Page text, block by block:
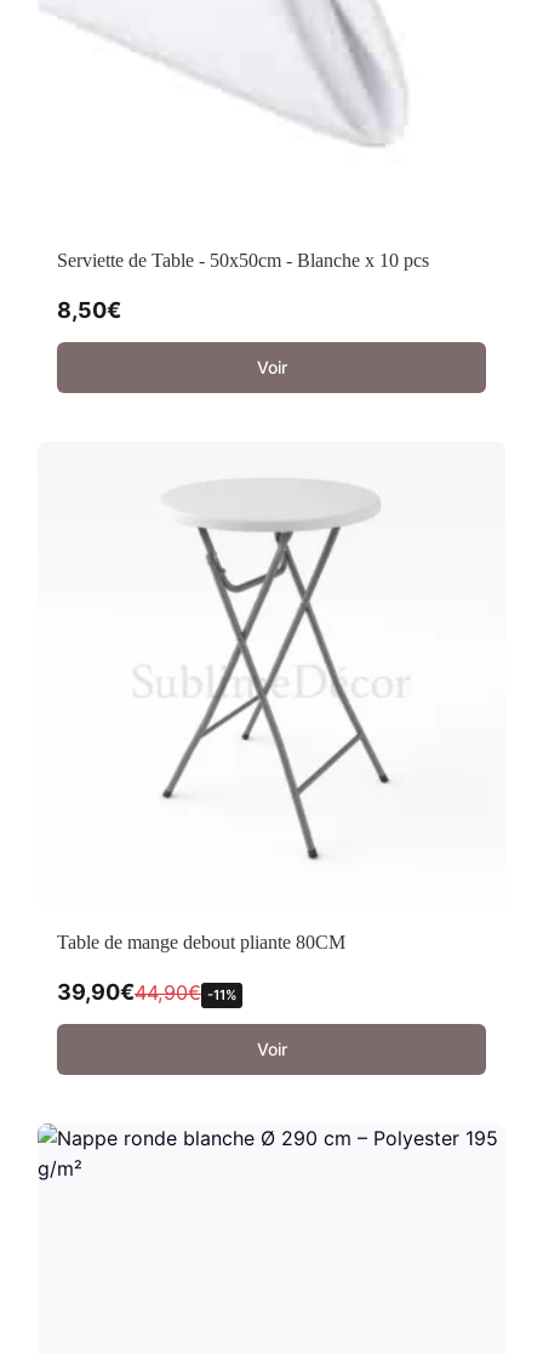
Serviette de Table - 50x50cm - Blanche x 10 pcs
8,50€
Voir
Table de mange debout pliante 80CM
39,90€44,90€ -11%
Voir